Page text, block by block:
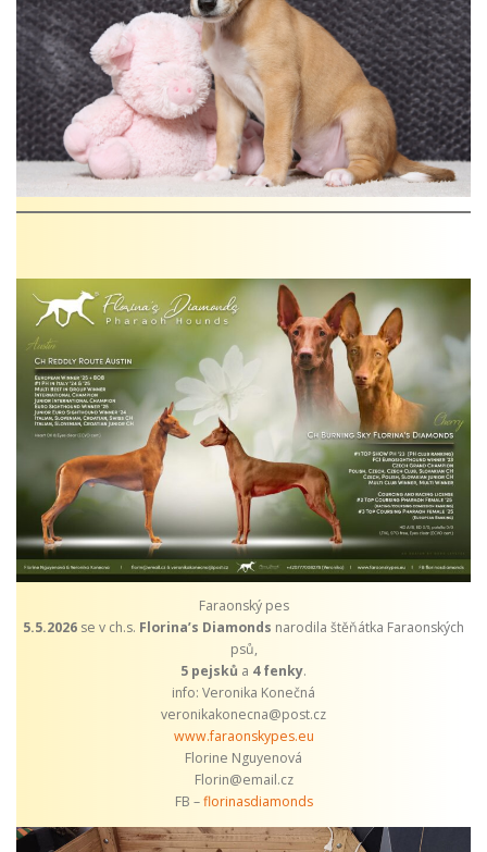
Faraonský pes
5.5.2026 se v ch.s. Florina’s Diamonds narodila štěňátka Faraonských
psů,
5 pejsků a 4 fenky.
info: Veronika Konečná
veronikakonecna@post.cz
www.faraonskypes.eu
Florine Nguyenová
Florin@email.cz
FB –florinasdiamonds